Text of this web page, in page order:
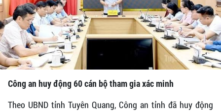
Công an huy động 60 cán bộ tham gia xác minh
Theo UBND tỉnh Tuyên Quang, Công an tỉnh đã huy động